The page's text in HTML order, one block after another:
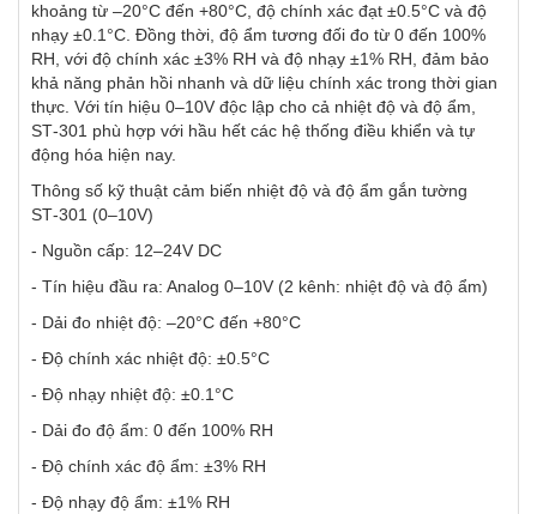
khoảng từ –20°C đến +80°C, độ chính xác đạt ±0.5°C và độ
nhạy ±0.1°C. Đồng thời, độ ẩm tương đối đo từ 0 đến 100%
RH, với độ chính xác ±3% RH và độ nhạy ±1% RH, đảm bảo
khả năng phản hồi nhanh và dữ liệu chính xác trong thời gian
thực. Với tín hiệu 0–10V độc lập cho cả nhiệt độ và độ ẩm,
ST‑301 phù hợp với hầu hết các hệ thống điều khiển và tự
động hóa hiện nay.
Thông số kỹ thuật cảm biến nhiệt độ và độ ẩm gắn tường
ST‑301 (0–10V)
- Nguồn cấp: 12–24V DC
- Tín hiệu đầu ra: Analog 0–10V (2 kênh: nhiệt độ và độ ẩm)
- Dải đo nhiệt độ: –20°C đến +80°C
- Độ chính xác nhiệt độ: ±0.5°C
- Độ nhạy nhiệt độ: ±0.1°C
- Dải đo độ ẩm: 0 đến 100% RH
- Độ chính xác độ ẩm: ±3% RH
- Độ nhạy độ ẩm: ±1% RH